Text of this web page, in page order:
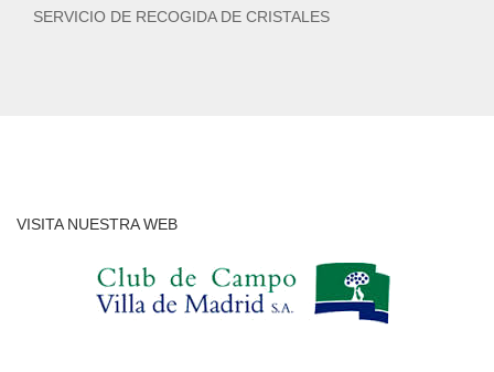
SERVICIO DE RECOGIDA DE CRISTALES
VISITA NUESTRA WEB